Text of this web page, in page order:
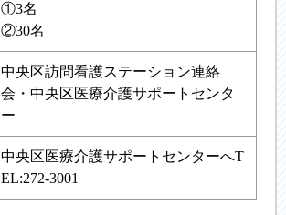
①3名
②30名
中央区訪問看護ステーション連絡
会・中央区医療介護サポートセンタ
ー
中央区医療介護サポートセンターへT
EL:272-3001